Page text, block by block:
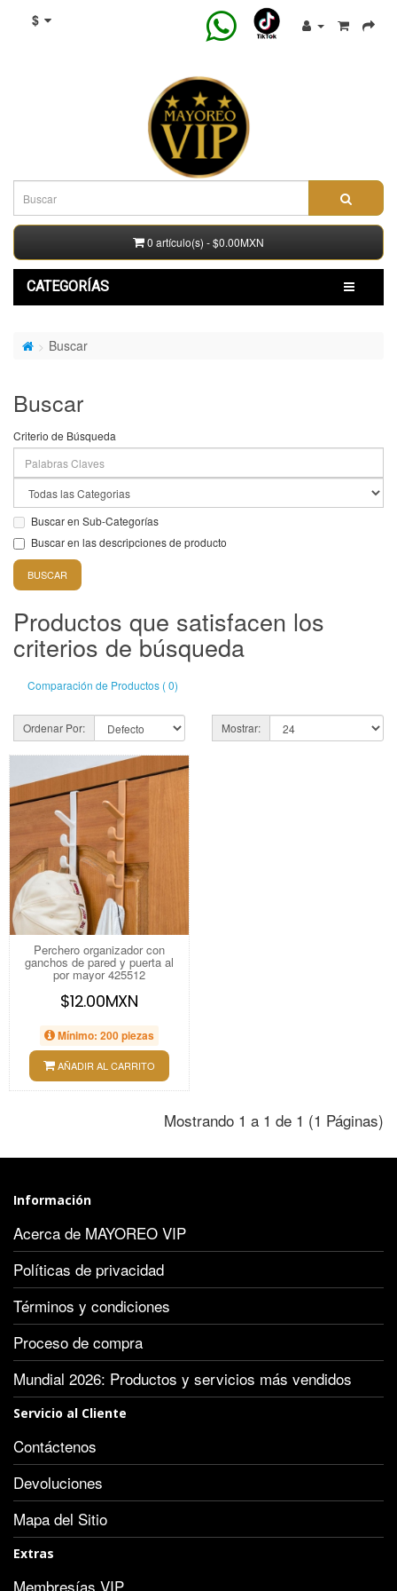
$
0 artículo(s) - $0.00MXN
CATEGORÍAS
Buscar
Buscar
Criterio de Búsqueda
Buscar en Sub-Categorías
Buscar en las descripciones de producto
Productos que satisfacen los
criterios de búsqueda
Comparación de Productos ( 0)
Ordenar Por: Mostrar:
Perchero organizador con
ganchos de pared y puerta al
por mayor 425512
$12.00MXN
Mínimo: 200 piezas
AÑADIR AL CARRITO
Mostrando 1 a 1 de 1 (1 Páginas)
Información
Acerca de MAYOREO VIP
Políticas de privacidad
Términos y condiciones
Proceso de compra
Mundial 2026: Productos y servicios más vendidos
Servicio al Cliente
Contáctenos
Devoluciones
Mapa del Sitio
Extras
Membresías VIP